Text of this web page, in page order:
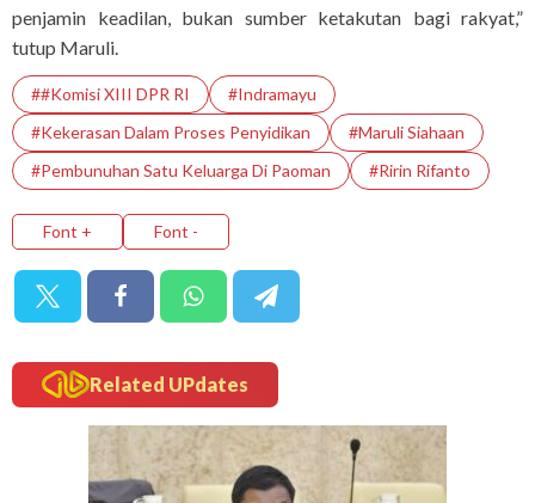
penjamin keadilan, bukan sumber ketakutan bagi rakyat,”
tutup Maruli.
##Komisi XIII DPR RI
#Indramayu
#kekerasan Dalam Proses Penyidikan
#Maruli Siahaan
#pembunuhan Satu Keluarga Di Paoman
#Ririn Rifanto
Font + Font -
Related UPdates